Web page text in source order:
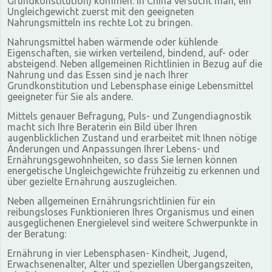
Ungleichgewicht zuerst mit den geeigneten
Nahrungsmitteln ins rechte Lot zu bringen.
Nahrungsmittel haben wärmende oder kühlende
Eigenschaften, sie wirken verteilend, bindend, auf- oder
absteigend. Neben allgemeinen Richtlinien in Bezug auf die
Nahrung und das Essen sind je nach Ihrer
Grundkonstitution und Lebensphase einige Lebensmittel
geeigneter für Sie als andere.
Mittels genauer Befragung, Puls- und Zungendiagnostik
macht sich Ihre Beraterin ein Bild über Ihren
augenblicklichen Zustand und erarbeitet mit Ihnen nötige
Änderungen und Anpassungen Ihrer Lebens- und
Ernährungsgewohnheiten, so dass Sie lernen können
energetische Ungleichgewichte frühzeitig zu erkennen und
über gezielte Ernährung auszugleichen.
Neben allgemeinen Ernährungsrichtlinien für ein
reibungsloses Funktionieren Ihres Organismus und einen
ausgeglichenen Energielevel sind weitere Schwerpunkte in
der Beratung:
Ernährung in vier Lebensphasen- Kindheit, Jugend,
Erwachsenenalter, Alter und speziellen Übergangszeiten,